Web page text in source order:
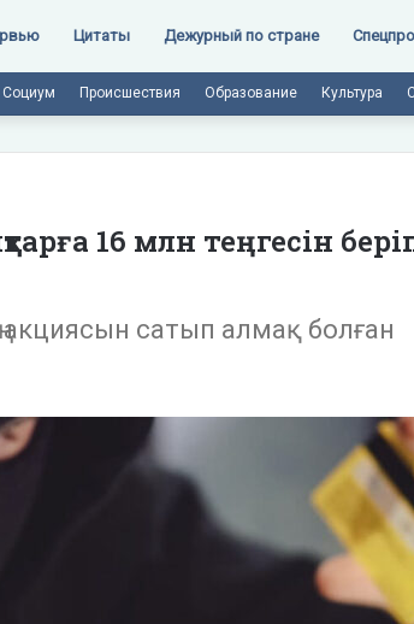
Цитаты Дежурный по стране
Социум Происшествия Образование Культура
16 млн теңгесін
сатып алмақ болған